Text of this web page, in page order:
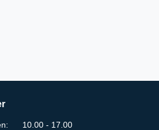
10.00 - 17.00